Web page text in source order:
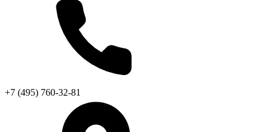
+7 (495) 760-32-81